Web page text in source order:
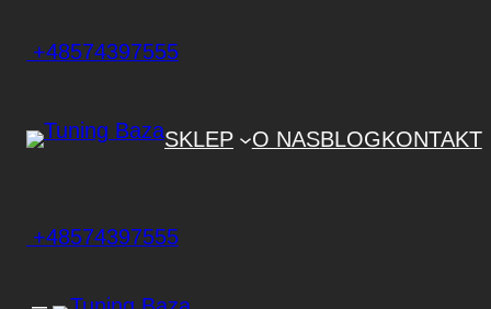
+48574397555
SKLEP O NASBLOGKONTAKT
+48574397555